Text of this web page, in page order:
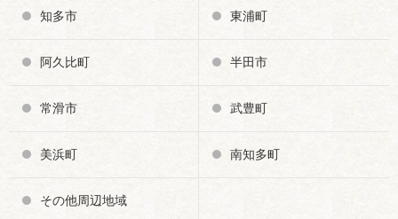
知多市 東浦町
阿久比町 半田市
常滑市 武豊町
美浜町 南知多町
その他周辺地域